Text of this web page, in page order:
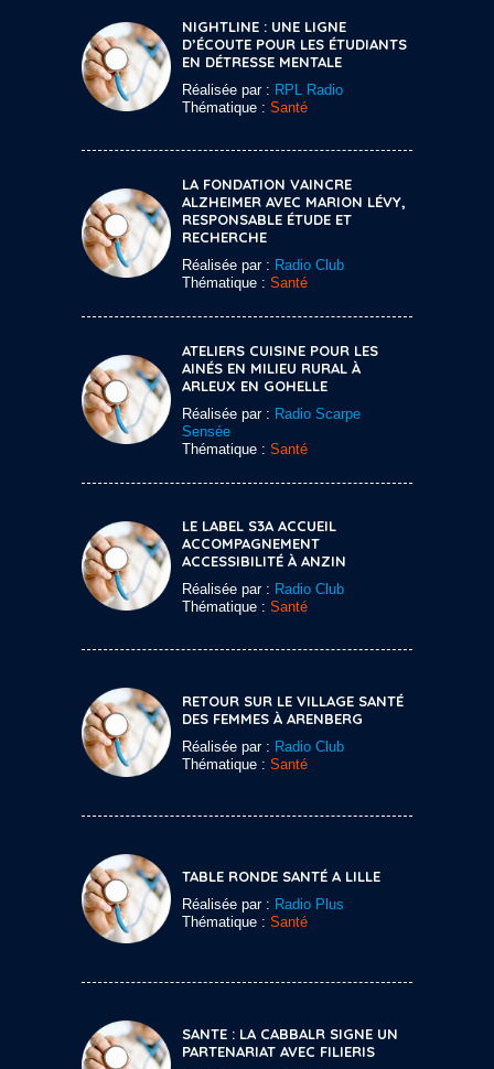
NIGHTLINE : UNE LIGNE
D’ÉCOUTE POUR LES ÉTUDIANTS
EN DÉTRESSE MENTALE
Réalisée par : RPL Radio
Thématique : Santé
LA FONDATION VAINCRE
ALZHEIMER AVEC MARION LÉVY,
RESPONSABLE ÉTUDE ET
RECHERCHE
Réalisée par : Radio Club
Thématique : Santé
ATELIERS CUISINE POUR LES
AINÉS EN MILIEU RURAL À
ARLEUX EN GOHELLE
Réalisée par : Radio Scarpe
Sensée
Thématique : Santé
LE LABEL S3A ACCUEIL
ACCOMPAGNEMENT
ACCESSIBILITÉ À ANZIN
Réalisée par : Radio Club
Thématique : Santé
RETOUR SUR LE VILLAGE SANTÉ
DES FEMMES À ARENBERG
Réalisée par : Radio Club
Thématique : Santé
TABLE RONDE SANTÉ A LILLE
Réalisée par : Radio Plus
Thématique : Santé
SANTE : LA CABBALR SIGNE UN
PARTENARIAT AVEC FILIERIS